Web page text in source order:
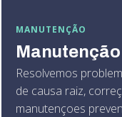
MANUTENÇÃO
Resolvemos
de causa raiz,
manutençoes